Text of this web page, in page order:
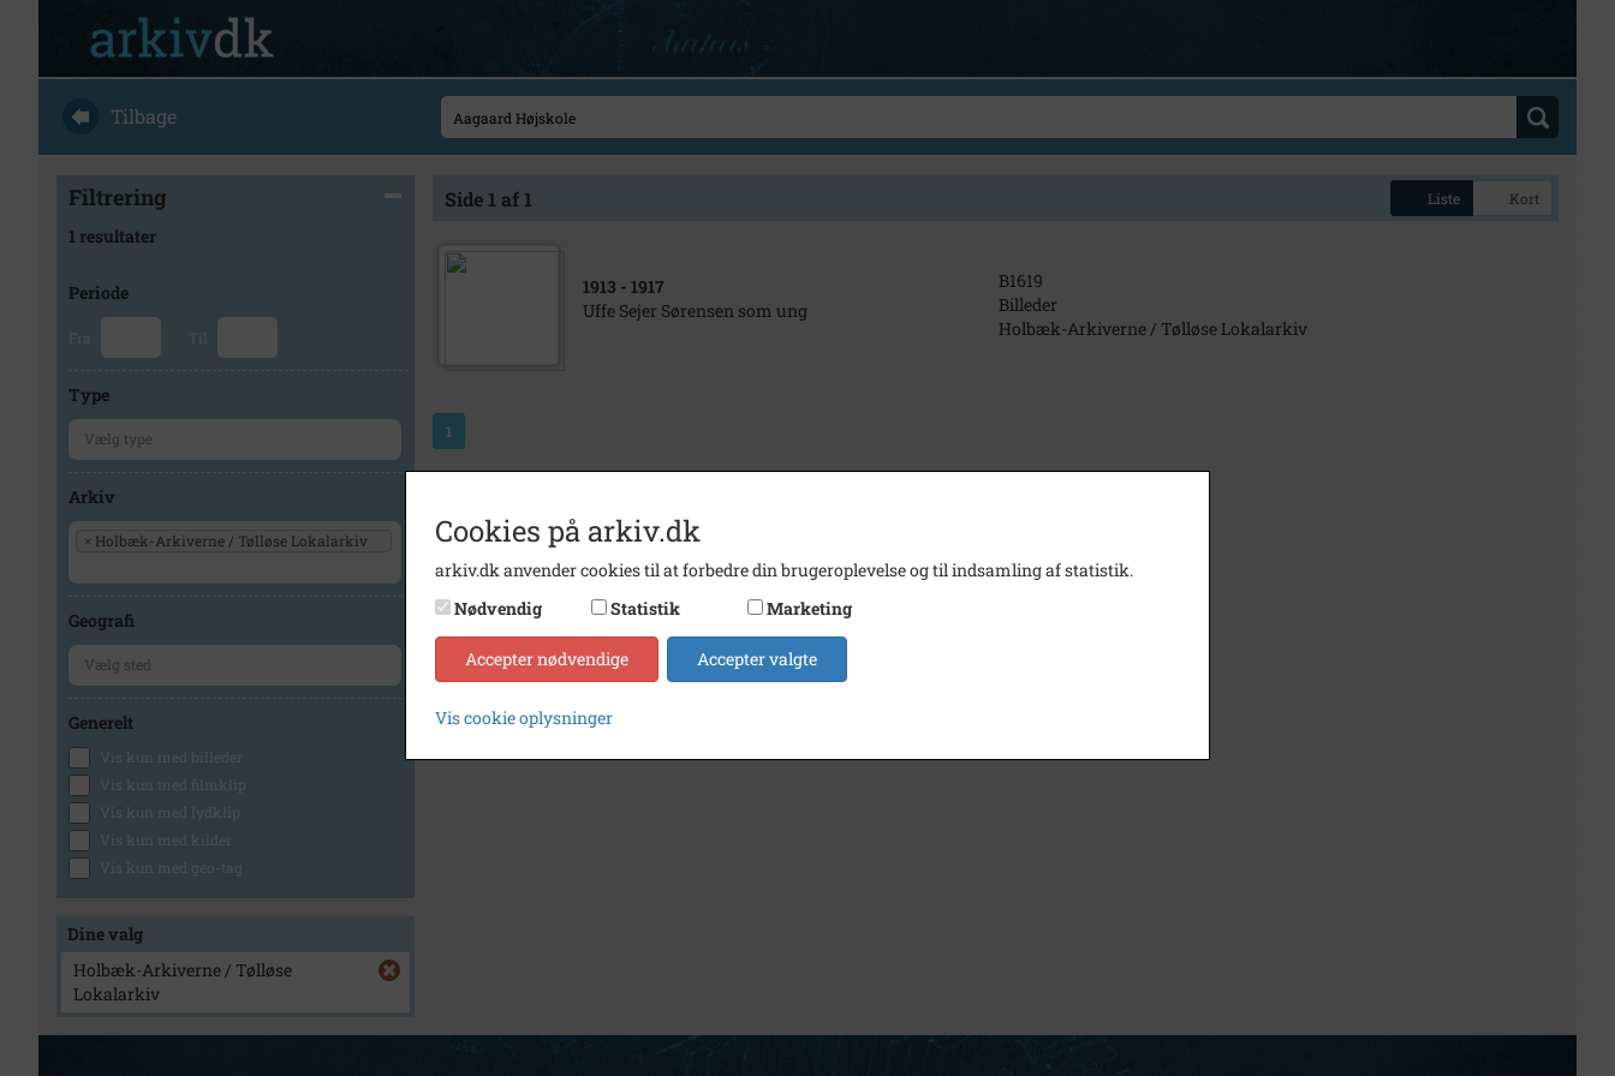
Tilbage
Filtrering
1 resultater
Periode
Fra Til
Type
Arkiv
× Holbæk-Arkiverne / Tølløse Lokalarkiv
Geografi
Generelt
Vis kun med billeder
Vis kun med filmklip
Vis kun med lydklip
Vis kun med kilder
Vis kun med geo-tag
Dine valg
Holbæk-Arkiverne / Tølløse
Lokalarkiv
Side 1 af 1 Liste Kort
1913 - 1917
Uffe Sejer Sørensen som ung
B1619
Billeder
Holbæk-Arkiverne / Tølløse Lokalarkiv
1
Cookies på arkiv.dk
arkiv.dk anvender cookies til at forbedre din brugeroplevelse og til indsamling af statistik.
Nødvendig
Statistik Marketing
Accepter nødvendige Accepter valgte
Vis cookie oplysninger